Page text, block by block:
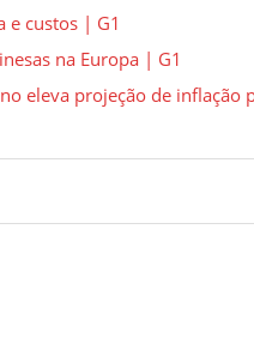
e custos | G1
na Europa | G1
eleva projeção de inflação